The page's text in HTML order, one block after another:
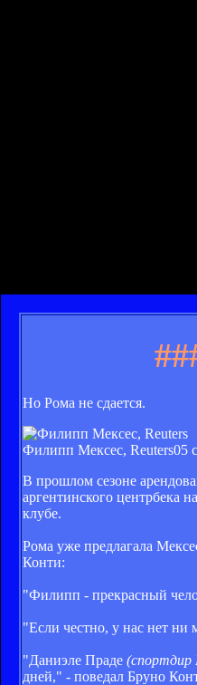
Но Рома не сдается.
Филипп Мексес, Reuters05
В прошлом сезоне
аргентинского центрбека
клубе.
Рома уже предлагала
Конти:
"Филипп - прекрасный
"Если честно, у нас нет ни
"Даниэле Праде (спортдир
дней," - поведал Бруно